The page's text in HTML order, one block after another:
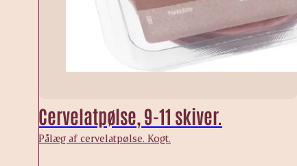
Cervelatpølse, 9-11 skiver.
Pålæg af cervelatpølse. Kogt.